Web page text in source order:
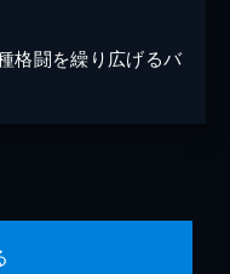
格闘を繰り広げるバ